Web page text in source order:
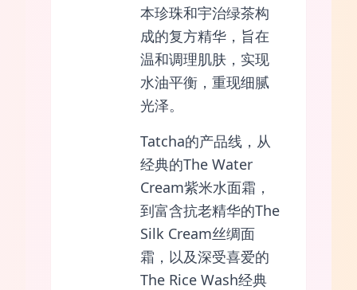
本珍珠和宇治绿茶构
成的复方精华，旨在
温和调理肌肤，实现
水油平衡，重现细腻
光泽。
Tatcha的产品线，从
经典的The Water
Cream紫米水面霜，
到富含抗老精华的The
Silk Cream丝绸面
霜，以及深受喜爱的
The Rice Wash经典